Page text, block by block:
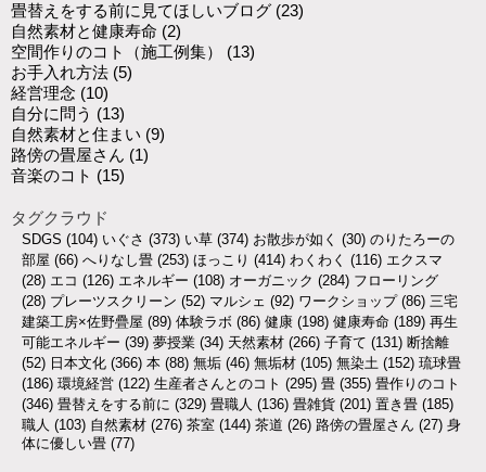
畳替えをする前に見てほしいブログ (23)
自然素材と健康寿命 (2)
空間作りのコト（施工例集） (13)
お手入れ方法 (5)
経営理念 (10)
自分に問う (13)
自然素材と住まい (9)
路傍の畳屋さん (1)
音楽のコト (15)
タグクラウド
SDGS (104) いぐさ (373) い草 (374) お散歩が如く (30) のりたろーの
部屋 (66) へりなし畳 (253) ほっこり (414) わくわく (116) エクスマ
(28) エコ (126) エネルギー (108) オーガニック (284) フローリング
(28) プレーツスクリーン (52) マルシェ (92) ワークショップ(86) 三宅
建築工房×佐野疊屋 (89) 体験ラボ (86) 健康 (198) 健康寿命 (189) 再生
可能エネルギー (39) 夢授業 (34) 天然素材 (266) 子育て (131) 断捨離
(52) 日本文化 (366) 本 (88) 無垢 (46) 無垢材 (105) 無染土 (152) 琉球畳
(186) 環境経営 (122) 生産者さんとのコト (295) 畳 (355) 畳作りのコト
(346) 畳替えをする前に (329) 畳職人 (136) 畳雑貨 (201) 置き畳 (185)
職人 (103) 自然素材 (276) 茶室 (144) 茶道 (26) 路傍の畳屋さん (27) 身
体に優しい畳 (77)